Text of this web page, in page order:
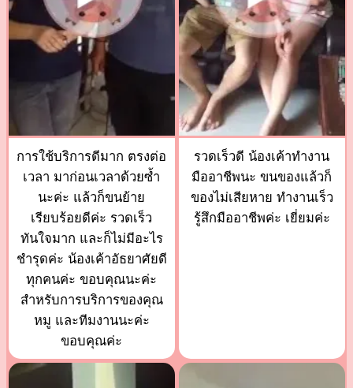
การใช้บริการดีมาก ตรงต่อ
เวลา มาก่อนเวลาด้วยซ้ำ
นะค่ะ แล้วก็ขนย้าย
เรียบร้อยดีค่ะ รวดเร็ว
ทันใจมาก และก็ไม่มีอะไร
ชำรุดค่ะ น้องเค้าอัธยาศัยดี
ทุกคนค่ะ ขอบคุณนะค่ะ
สำหรับการบริการของคุณ
หมู และทีมงานนะค่ะ
ขอบคุณค่ะ
รวดเร็วดี น้องเค้าทำงาน
มืออาชีพนะ ขนของแล้วก็
ของไม่เสียหาย ทำงานเร็ว
รู้สึกมืออาชีพค่ะ เยี่ยมค่ะ